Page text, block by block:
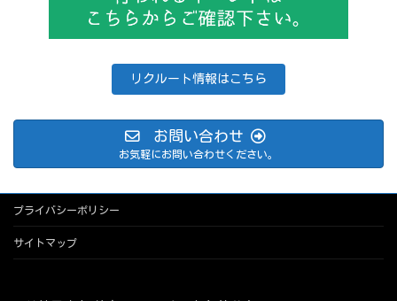
リクルート情報はこちら
お問い合わせ
お気軽にお問い合わせください。
プライバシーポリシー
サイトマップ